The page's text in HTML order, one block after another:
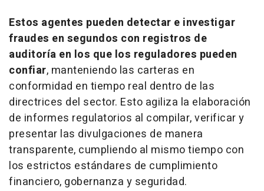
Estos agentes pueden detectar e investigar
fraudes en segundos con registros de
auditoría en los que los reguladores pueden
confiar, manteniendo las carteras en
conformidad en tiempo real dentro de las
directrices del sector. Esto agiliza la elaboración
de informes regulatorios al compilar, verificar y
presentar las divulgaciones de manera
transparente, cumpliendo al mismo tiempo con
los estrictos estándares de cumplimiento
financiero, gobernanza y seguridad.